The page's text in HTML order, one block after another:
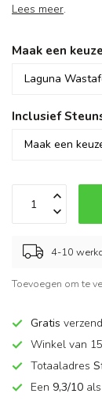
Lees meer.
Maak een
Inclusief
4-10
Toevoegen om te
Gratis
Winkel van
Totaaladres
Een 9,3/10